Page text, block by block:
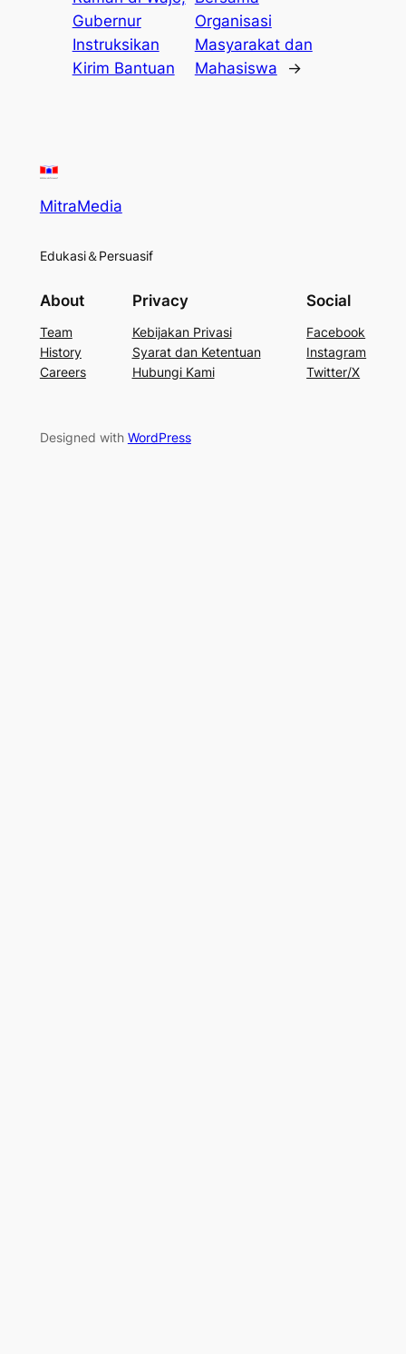
Gubernur
Instruksikan
Kirim Bantuan
Organisasi
Masyarakat dan
Mahasiswa
→
MitraMedia
Edukasi＆Persuasif
About
Team
History
Careers
Privacy
Kebijakan Privasi
Syarat dan Ketentuan
Hubungi Kami
Social
Facebook
Instagram
Twitter/X
Designed with WordPress